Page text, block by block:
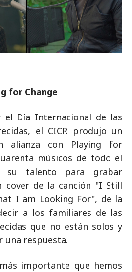
for Change
el Día Internacional de las
el CICR produjo un
alianza con Playing for
músicos de todo el
su talento para grabar
cover de la canción "I Still
I am Looking For", de la
a los familiares de las
que no están solos y
una respuesta.
importante que hemos